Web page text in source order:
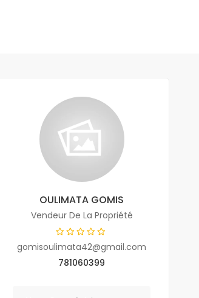
OULIMATA GOMIS
Vendeur De La Propriété
gomisoulimata42@gmail.com
781060399